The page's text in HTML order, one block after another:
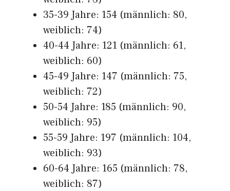
35-39 Jahre: 154 (männlich: 80,
weiblich: 74)
40-44 Jahre: 121 (männlich: 61,
weiblich: 60)
45-49 Jahre: 147 (männlich: 75,
weiblich: 72)
50-54 Jahre: 185 (männlich: 90,
weiblich: 95)
55-59 Jahre: 197 (männlich: 104,
weiblich: 93)
60-64 Jahre: 165 (männlich: 78,
weiblich: 87)